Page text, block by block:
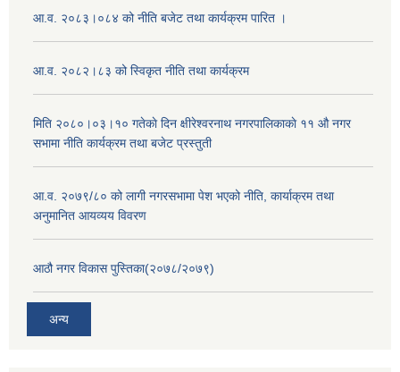
आ.व. २०८३।०८४ को नीति बजेट तथा कार्यक्रम पारित ।
आ.व. २०८२।८३ को स्विकृत नीति तथा कार्यक्रम
मिति २०८०।०३।१० गतेकाे दिन क्षीरेश्वरनाथ नगरपालिकाकाे ११ ‍औ नगर
सभामा नीति कार्यक्रम तथा बजेट प्रस्तुती
आ.व. २०७९/८० को लागी नगरसभामा पेश भएको नीति, कार्याक्रम तथा
अनुमानित आयव्यय विवरण
आठौ नगर विकास पुस्तिका(२०७८/२०७९)
अन्य